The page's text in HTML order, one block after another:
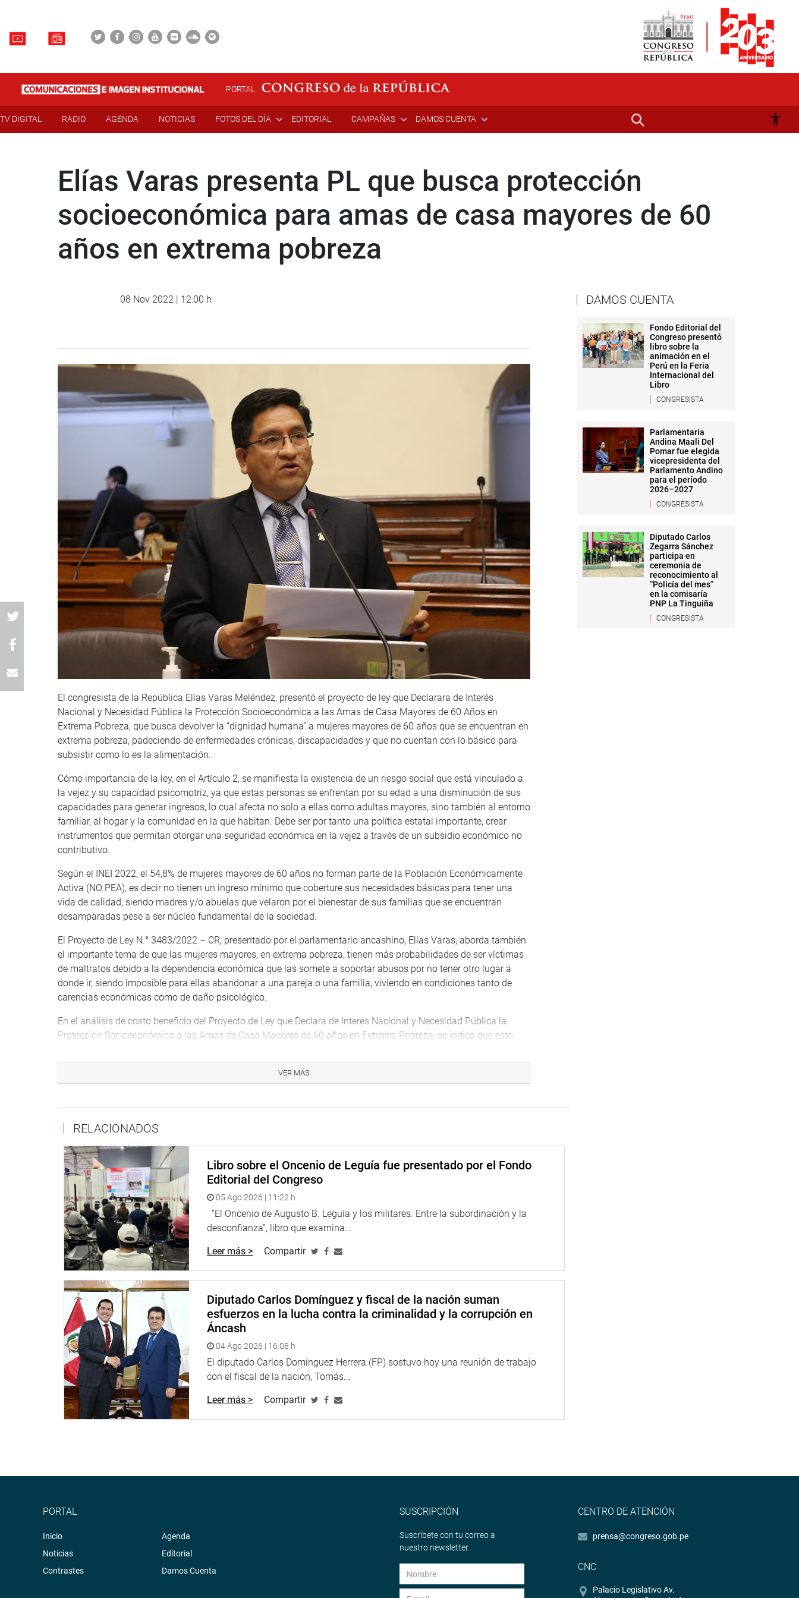
PORTAL
TV DIGITAL RADIO AGENDA NOTICIAS FOTOS DEL DÍA EDITORIAL CAMPAÑAS DAMOS CUENTA
Elías Varas presenta PL que busca protección
socioeconómica para amas de casa mayores de 60
años en extrema pobreza
08 Nov 2022 | 12:00 h
El congresista de la República Elías Varas Meléndez, presentó el proyecto de ley que Declarara de Interés
Nacional y Necesidad Pública la Protección Socioeconómica a las Amas de Casa Mayores de 60 Años en
Extrema Pobreza, que busca devolver la “dignidad humana” a mujeres mayores de 60 años que se encuentran en
extrema pobreza, padeciendo de enfermedades crónicas, discapacidades y que no cuentan con lo básico para
subsistir como lo es la alimentación.
Cómo importancia de la ley, en el Artículo 2, se manifiesta la existencia de un riesgo social que está vinculado a
la vejez y su capacidad psicomotriz, ya que estas personas se enfrentan por su edad a una disminución de sus
capacidades para generar ingresos, lo cual afecta no solo a ellas como adultas mayores, sino también al entorno
familiar, al hogar y la comunidad en la que habitan. Debe ser por tanto una política estatal importante, crear
instrumentos que permitan otorgar una seguridad económica en la vejez a través de un subsidio económico no
contributivo.
Según el INEI 2022, el 54,8% de mujeres mayores de 60 años no forman parte de la Población Económicamente
Activa (NO PEA), es decir no tienen un ingreso mínimo que coberture sus necesidades básicas para tener una
vida de calidad, siendo madres y/o abuelas que velaron por el bienestar de sus familias que se encuentran
desamparadas pese a ser núcleo fundamental de la sociedad.
El Proyecto de Ley N.° 3483/2022 – CR, presentado por el parlamentario ancashino, Elías Varas, aborda también
el importante tema de que las mujeres mayores, en extrema pobreza, tienen más probabilidades de ser víctimas
de maltratos debido a la dependencia económica que las somete a soportar abusos por no tener otro lugar a
donde ir, siendo imposible para ellas abandonar a una pareja o una familia, viviendo en condiciones tanto de
carencias económicas como de daño psicológico.
En el análisis de costo beneficio del Proyecto de Ley que Declara de Interés Nacional y Necesidad Pública la
Protección Socioeconómica a las Amas de Casa Mayores de 60 años en Extrema Pobreza, se indica que esto,
segura. Como antecedentes de pensiones no contributivas, el proyecto de ley presentó modelos de países como
Uruguay, Argentina, Brasil, Chile, Colombia, Bolivia y República de Trinidad y Tobago. Así como en el Perú, los
DESPACHO CONGRESAL
VER MÁS
RELACIONADOS
Libro sobre el Oncenio de Leguía fue presentado por el Fondo
Editorial del Congreso
05 Ago 2026 | 11:22 h
“El Oncenio de Augusto B. Leguía y los militares. Entre la subordinación y la
desconfianza”, libro que examina...
Leer más > Compartir
Diputado Carlos Domínguez y fiscal de la nación suman
esfuerzos en la lucha contra la criminalidad y la corrupción en
Áncash
04 Ago 2026 | 16:08 h
El diputado Carlos Domínguez Herrera (FP) sostuvo hoy una reunión de trabajo
con el fiscal de la nación, Tomás...
Leer más > Compartir
DAMOS CUENTA
Fondo Editorial del
Congreso presentó
libro sobre la
animación en el
Perú en la Feria
Internacional del
Libro
CONGRESISTA
Parlamentaria
Andina Maali Del
Pomar fue elegida
vicepresidenta del
Parlamento Andino
para el período
2026–2027
CONGRESISTA
Diputado Carlos
Zegarra Sánchez
participa en
ceremonia de
reconocimiento al
“Policía del mes”
en la comisaría
PNP La Tinguiña
CONGRESISTA
PORTAL
Inicio
Noticias
Contrastes
Agenda
Editorial
Damos Cuenta
SUSCRIPCIÓN
Suscríbete con tu correo a
nuestro newsletter.
CENTRO DE ATENCIÓN
prensa@congreso.gob.pe
CNC
Palacio Legislativo Av.